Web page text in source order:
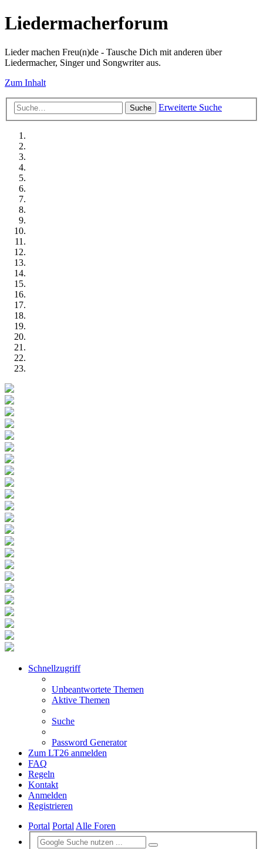
Liedermacherforum
Lieder machen Freu(n)de - Tausche Dich mit anderen über
Liedermacher, Singer und Songwriter aus.
Zum Inhalt
Suche Erweiterte Suche
Schnellzugriff
Unbeantwortete Themen
Aktive Themen
Suche
Password Generator
Zum LT26 anmelden
FAQ
Regeln
Kontakt
Anmelden
Registrieren
Portal PortalAlle Foren